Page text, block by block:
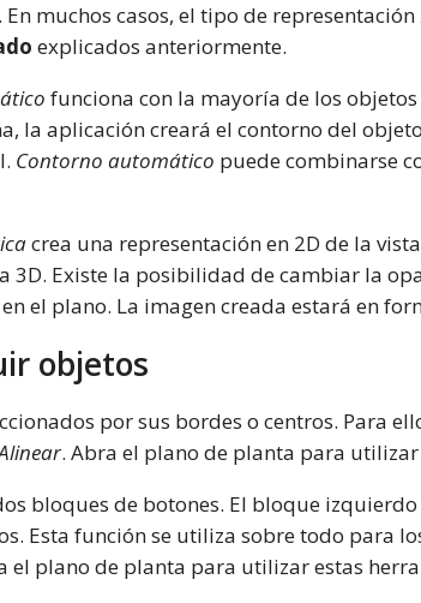
muchos casos, el tipo de representación
explicados anteriormente.
funciona con la mayoría de los
la aplicación creará el contorno del
Contorno automático puede combinarse
crea una representación en 2D de la
3D. Existe la posibilidad de cambiar la
el plano. La imagen creada estará en
objetos
por sus bordes o centros. Para
. Abra el plano de planta para
bloques de botones. El bloque
Esta función se utiliza sobre todo para
el plano de planta para utilizar estas